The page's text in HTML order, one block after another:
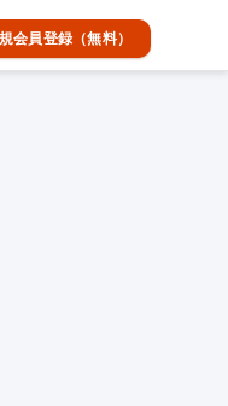
会員登録（無料）
トワーク）OK